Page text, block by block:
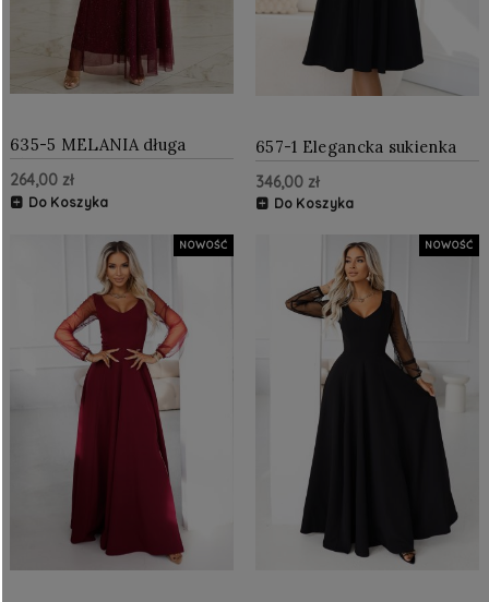
635-5 MELANIA długa
błyszcząca suknia z
dekoltem i krótkim
rękawkiem - bordowa
264,00 zł
Do Koszyka
657-1 Elegancka sukienka
midi z kopertowym
dekoltem i tiulowymi
rękawami - czarna
346,00 zł
Do Koszyka
NOWOŚĆ NOWOŚĆ